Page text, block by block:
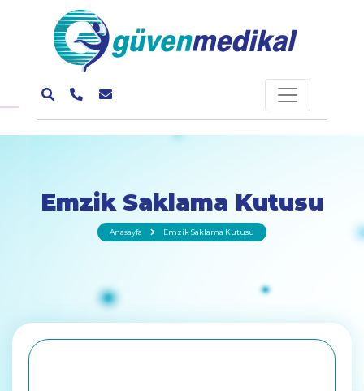
Emzik Saklama Kutusu
Anasayfa Emzik Saklama Kutusu